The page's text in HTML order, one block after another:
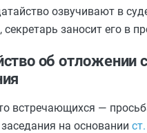
озвучивают в
секретарь заносит его в
об отложении
встречающихся —
на основании